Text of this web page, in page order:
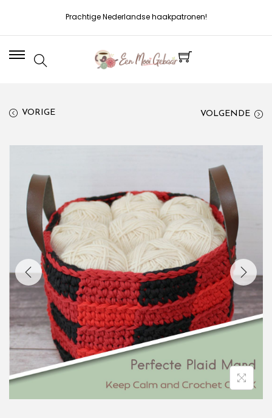
Prachtige Nederlandse haakpatronen!
VORIGE VOLGENDE